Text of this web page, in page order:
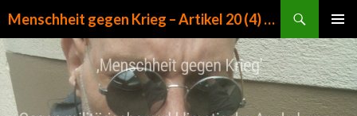
Menschheit gegen Krieg – Artikel 20 (4) GG
MENÜ